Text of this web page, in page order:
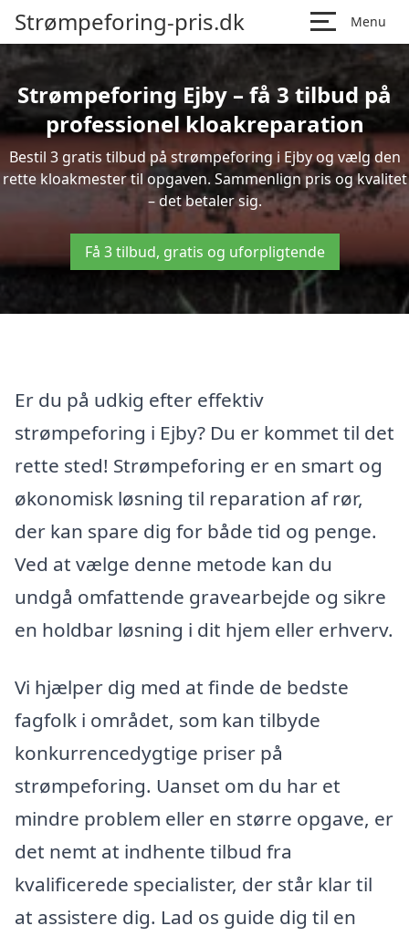
Strømpeforing-pris.dk Menu
Strømpeforing Ejby – få 3 tilbud på
professionel kloakreparation
Bestil 3 gratis tilbud på strømpeforing i Ejby og vælg den
rette kloakmester til opgaven. Sammenlign pris og kvalitet
– det betaler sig.
Få 3 tilbud, gratis og uforpligtende
Er du på udkig efter effektiv
strømpeforing i Ejby? Du er kommet til det
rette sted! Strømpeforing er en smart og
økonomisk løsning til reparation af rør,
der kan spare dig for både tid og penge.
Ved at vælge denne metode kan du
undgå omfattende gravearbejde og sikre
en holdbar løsning i dit hjem eller erhverv.
Vi hjælper dig med at finde de bedste
fagfolk i området, som kan tilbyde
konkurrencedygtige priser på
strømpeforing. Uanset om du har et
mindre problem eller en større opgave, er
det nemt at indhente tilbud fra
kvalificerede specialister, der står klar til
at assistere dig. Lad os guide dig til en